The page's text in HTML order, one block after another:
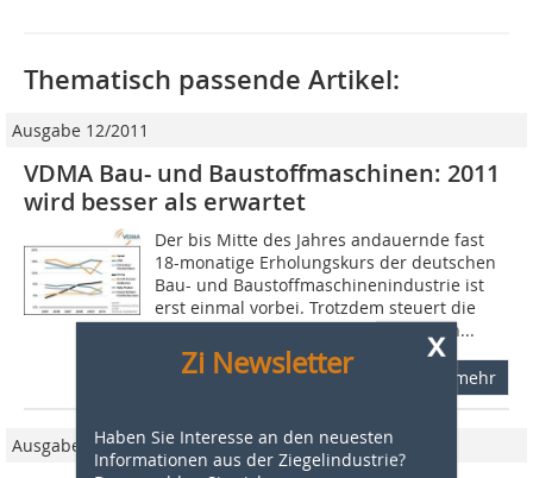
x
Zi Newsletter
Haben Sie Interesse an den neuesten
Informationen aus der Ziegelindustrie?
Thematisch passende Artikel:
Ausgabe 12/2011
VDMA Bau- und Baustoffmaschinen: 2011
wird besser als erwartet
Der bis Mitte des Jahres andauernde fast
18-monatige Erholungskurs der deutschen
Bau- und Baustoffmaschinenindustrie ist
erst einmal vorbei. Trotzdem steuert die
Branche nach aktuellem Stand auf ein...
mehr
Ausgabe 03/2009